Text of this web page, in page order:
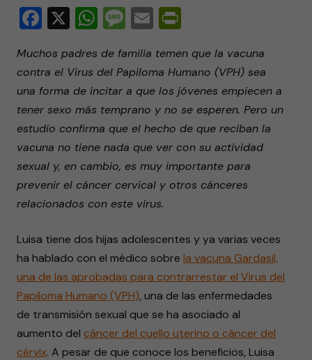
Facebook
X WhatsApp
Message
Email
Muchos padres de familia temen que la vacuna
contra el Virus del Papiloma Humano (VPH) sea
una forma de incitar a que los jóvenes empiecen a
tener sexo más temprano y no se esperen. Pero un
estudio confirma que el hecho de que reciban la
vacuna no tiene nada que ver con su actividad
sexual y, en cambio, es muy importante para
prevenir el cáncer cervical y otros cánceres
relacionados con este virus.
Luisa tiene dos hijas adolescentes y ya varias veces
ha hablado con el médico sobre la vacuna Gardasil,
una de las aprobadas para contrarrestar el Virus del
Papiloma Humano (VPH), una de las enfermedades
de transmisión sexual que se ha asociado al
aumento del cáncer del cuello uterino o cáncer del
cérvix. A pesar de que conoce los beneficios, Luisa